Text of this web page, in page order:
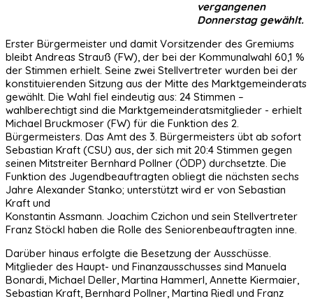
vergangenen
Donnerstag gewählt.
Erster Bürgermeister und damit Vorsitzender des Gremiums
bleibt Andreas Strauß (FW), der bei der Kommunalwahl 60,1 %
der Stimmen erhielt. Seine zwei Stellvertreter wurden bei der
konstituierenden Sitzung aus der Mitte des Marktgemeinderats
gewählt. Die Wahl fiel eindeutig aus: 24 Stimmen –
wahlberechtigt sind die Marktgemeinderatsmitglieder - erhielt
Michael Bruckmoser (FW) für die Funktion des 2.
Bürgermeisters. Das Amt des 3. Bürgermeisters übt ab sofort
Sebastian Kraft (CSU) aus, der sich mit 20:4 Stimmen gegen
seinen Mitstreiter Bernhard Pollner (ÖDP) durchsetzte. Die
Funktion des Jugendbeauftragten obliegt die nächsten sechs
Jahre Alexander Stanko; unterstützt wird er von Sebastian
Kraft und
Konstantin Assmann. Joachim Czichon und sein Stellvertreter
Franz Stöckl haben die Rolle des Seniorenbeauftragten inne.
Darüber hinaus erfolgte die Besetzung der Ausschüsse.
Mitglieder des Haupt- und Finanzausschusses sind Manuela
Bonardi, Michael Deller, Martina Hammerl, Annette Kiermaier,
Sebastian Kraft, Bernhard Pollner, Martina Riedl und Franz